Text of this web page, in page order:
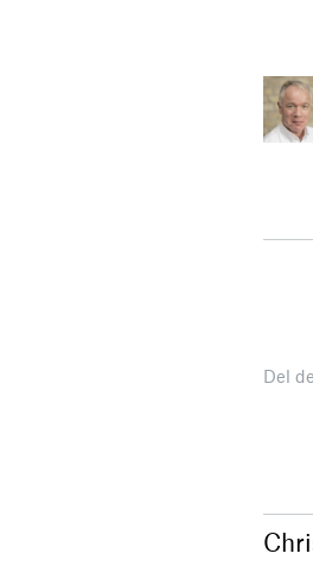
Del